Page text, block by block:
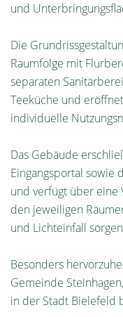
und
Die
Raumfolge mit
separaten
Teeküche und
individuelle
Das Gebäude
Eingangsportal sowie
und verfügt über eine
den jeweiligen
und Lichteinfall
Besonders
Gemeinde
in der Stadt Bielefeld